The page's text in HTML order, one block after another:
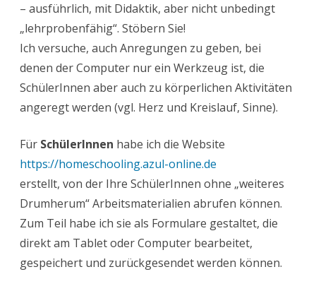
– ausführlich, mit Didaktik, aber nicht unbedingt
„lehrprobenfähig“. Stöbern Sie!
Ich versuche, auch Anregungen zu geben, bei
denen der Computer nur ein Werkzeug ist, die
SchülerInnen aber auch zu körperlichen Aktivitäten
angeregt werden (vgl. Herz und Kreislauf, Sinne).
Für SchülerInnen habe ich die Website
https://homeschooling.azul-online.de
erstellt, von der Ihre SchülerInnen ohne „weiteres
Drumherum“ Arbeitsmaterialien abrufen können.
Zum Teil habe ich sie als Formulare gestaltet, die
direkt am Tablet oder Computer bearbeitet,
gespeichert und zurückgesendet werden können.